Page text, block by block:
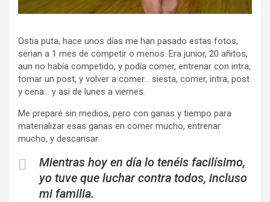
Ostia puta, hace unos días me han pasado estas fotos,
serian a 1 mes de competir o menos. Era junior, 20 añitos,
aun no había competido, y podía comer, entrenar con intra,
tomar un post, y volver a comer… siesta, comer, intra, post
y cena… y asi de lunes a viernes.
Me preparé sin medios, pero con ganas y tiempo para
materializar esas ganas en comer mucho, entrenar
mucho, y descansar.
Mientras hoy en día lo tenéis facilísimo,
yo tuve que luchar contra todos, incluso
mi familia.